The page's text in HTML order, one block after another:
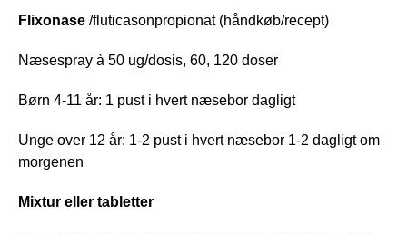
Flixonase /fluticasonpropionat (håndkøb/recept)
Næsespray à 50 ug/dosis, 60, 120 doser
Børn 4-11 år: 1 pust i hvert næsebor dagligt
Unge over 12 år: 1-2 pust i hvert næsebor 1-2 dagligt om
morgenen
Mixtur eller tabletter